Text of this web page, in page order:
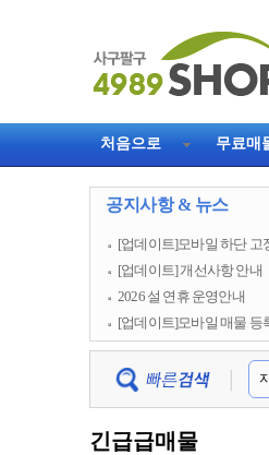
처음으로 무료매
공지사항 & 뉴스
[업데이트]모바일 하단 고
[업데이트] 개선사항 안내
2026 설 연휴 운영안내
[업데이트]모바일 매물
긴급급매물